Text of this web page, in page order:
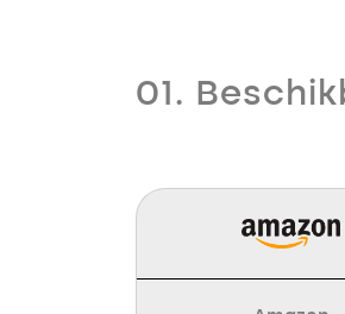
01.